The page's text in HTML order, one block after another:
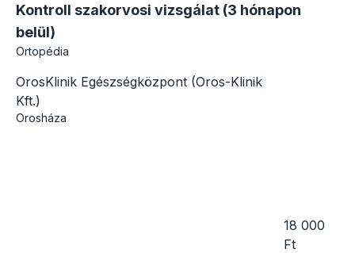
Kontroll szakorvosi vizsgálat (3 hónapon
belül)
Ortopédia
OrosKlinik Egészségközpont (Oros-Klinik
Kft.)
Orosháza
18 000
Ft